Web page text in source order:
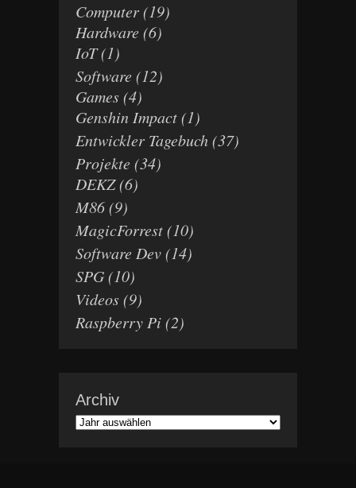
Computer(19)
Hardware(6)
IoT(1)
Software(12)
Games(4)
Genshin Impact(1)
Entwickler Tagebuch(37)
Projekte(34)
DEKZ(6)
M86(9)
MagicForrest(10)
Software Dev(14)
SPG(10)
Videos(9)
Raspberry Pi(2)
Archiv